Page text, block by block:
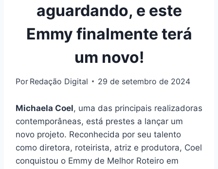
aguardando, e este
Emmy finalmente terá
um novo!
Por Redação Digital 29 de setembro de 2024
Michaela Coel, uma das principais realizadoras
contemporâneas, está prestes a lançar um
novo projeto. Reconhecida por seu talento
como diretora, roteirista, atriz e produtora, Coel
conquistou o Emmy de Melhor Roteiro em